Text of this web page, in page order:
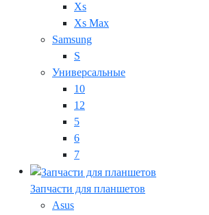
Xs
Xs Max
Samsung
S
Универсальные
10
12
5
6
7
Запчасти для планшетов
Asus